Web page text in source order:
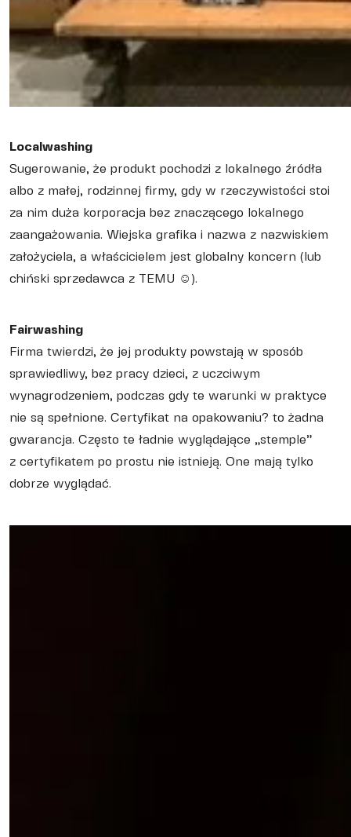
Localwashing
Sugerowanie, że produkt pochodzi z lokalnego źródła
albo z małej, rodzinnej firmy, gdy w rzeczywistości stoi
za nim duża korporacja bez znaczącego lokalnego
zaangażowania. Wiejska grafika i nazwa z nazwiskiem
założyciela, a właścicielem jest globalny koncern (lub
chiński sprzedawca z TEMU ☺).
Fairwashing
Firma twierdzi, że jej produkty powstają w sposób
sprawiedliwy, bez pracy dzieci, z uczciwym
wynagrodzeniem, podczas gdy te warunki w praktyce
nie są spełnione. Certyfikat na opakowaniu? to żadna
gwarancja. Często te ładnie wyglądające „stemple”
z certyfikatem po prostu nie istnieją. One mają tylko
dobrze wyglądać.